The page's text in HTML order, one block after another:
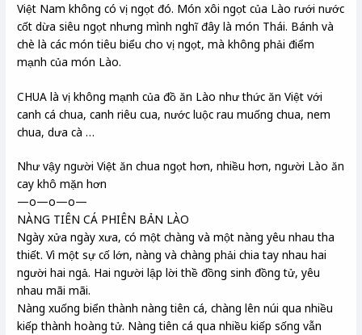
Việt Nam không có vị ngọt đó. Món xôi ngọt của Lào rưới nước
cốt dừa siêu ngọt nhưng mình nghĩ đây là món Thái. Bánh và
chè là các món tiêu biểu cho vị ngọt, mà không phải điểm
mạnh của món Lào.
CHUA là vị không mạnh của đồ ăn Lào như thức ăn Việt với
canh cá chua, canh riêu cua, nước luộc rau muống chua, nem
chua, dưa cà …
Như vậy người Việt ăn chua ngọt hơn, nhiều hơn, người Lào ăn
cay khô mặn hơn
—o—o—o—
NÀNG TIÊN CÁ PHIÊN BẢN LÀO
Ngày xửa ngày xưa, có một chàng và một nàng yêu nhau tha
thiết. Vì một sự cố lớn, nàng và chàng phải chia tay nhau hai
người hai ngả. Hai người lập lời thề đồng sinh đồng tử, yêu
nhau mãi mãi.
Nàng xuống biển thành nàng tiên cá, chàng lên núi qua nhiều
kiếp thành hoàng tử. Nàng tiên cá qua nhiều kiếp sống vẫn